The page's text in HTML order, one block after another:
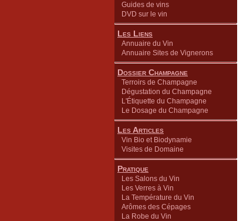
Guides de vins
DVD sur le vin
Les Liens
Annuaire du Vin
Annuaire Sites de Vignerons
Dossier Champagne
Terroirs de Champagne
Dégustation du Champagne
L'Étiquette du Champagne
Le Dosage du Champagne
Les Articles
Vin Bio et Biodynamie
Visites de Domaine
Pratique
Les Salons du Vin
Les Verres à Vin
La Température du Vin
Arômes des Cépages
La Robe du Vin